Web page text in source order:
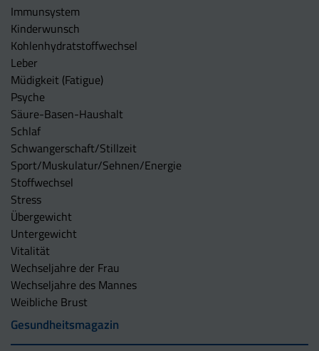
Immunsystem
Kinderwunsch
Kohlenhydratstoffwechsel
Leber
Müdigkeit (Fatigue)
Psyche
Säure-Basen-Haushalt
Schlaf
Schwangerschaft/Stillzeit
Sport/Muskulatur/Sehnen/Energie
Stoffwechsel
Stress
Übergewicht
Untergewicht
Vitalität
Wechseljahre der Frau
Wechseljahre des Mannes
Weibliche Brust
Gesundheitsmagazin